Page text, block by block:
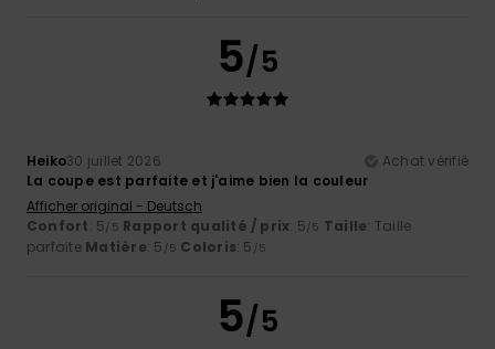
5/5
Heiko30 juillet 2026
Achat vérifié
La coupe est parfaite et j'aime bien la couleur
Afficher original - Deutsch
Confort: 5/5 Rapport qualité / prix: 5/5 Taille: Taille
parfaite Matière: 5 /5 Coloris: 5 /5
5/5